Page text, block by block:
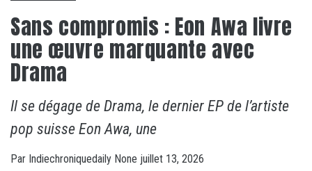
Sans compromis : Eon Awa livre
une œuvre marquante avec
Drama
Il se dégage de Drama, le dernier EP de l’artiste
pop suisse Eon Awa, une
Par Indiechroniquedaily None juillet 13, 2026